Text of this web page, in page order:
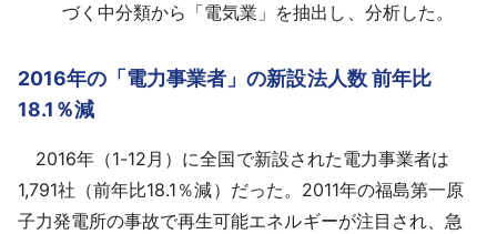
づく中分類から「電気業」を抽出し、分析した。
2016年の「電力事業者」の新設法人数 前年比
18.1％減
2016年（1-12月）に全国で新設された電力事業者は
1,791社（前年比18.1％減）だった。2011年の福島第一原
子力発電所の事故で再生可能エネルギーが注目され、急